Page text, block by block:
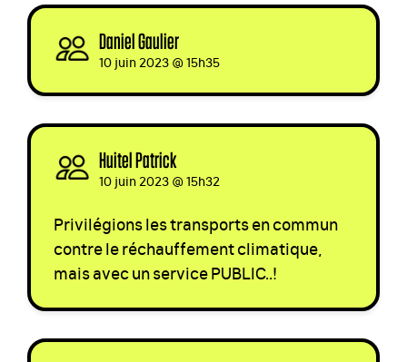
Daniel Gaulier
10 juin 2023 @ 15h35
Huitel Patricksigned
10 juin 2023 @ 15h32
Privilégions les transports en commun
contre le réchauffement climatique,
mais avec un servicePUBLIC..!